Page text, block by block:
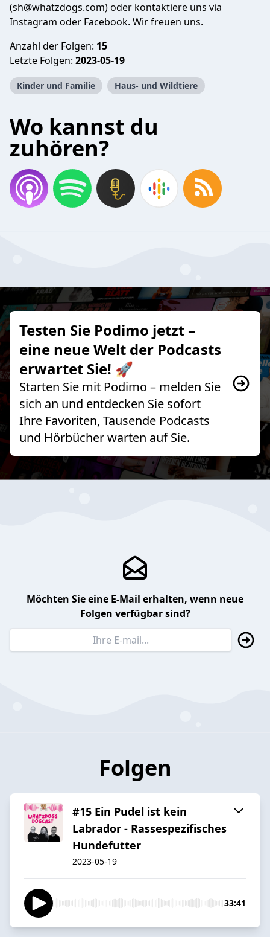
(sh@whatzdogs.com) oder kontaktiere uns via
Instagram oder Facebook. Wir freuen uns.
Anzahl der Folgen: 15
Letzte Folgen: 2023-05-19
Kinder und Familie Haus- und Wildtiere
Wo kannst du
zuhören?
Testen Sie Podimo jetzt –
eine neue Welt der Podcasts
erwartet Sie! 🚀
Starten Sie mit Podimo – melden Sie
sich an und entdecken Sie sofort
Ihre Favoriten, Tausende Podcasts
und Hörbücher warten auf Sie.
Möchten Sie eine E-Mail erhalten, wenn neue
Folgen verfügbar sind?
Folgen
#15 Ein Pudel ist kein
Labrador - Rassespezifisches
Hundefutter
2023-05-19
33:41